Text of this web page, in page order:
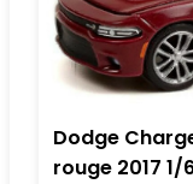
Dodge
rouge 2017